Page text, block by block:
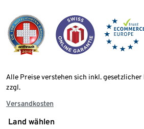
Alle Preise verstehen sich inkl.
zzgl.
Versandkosten
Land wählen